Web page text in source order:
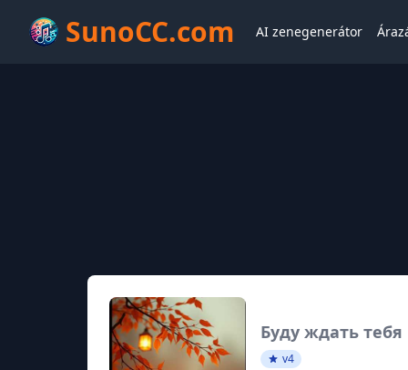
SunoCC.com AI zenegenerátor
Буду ждать тебя
v4